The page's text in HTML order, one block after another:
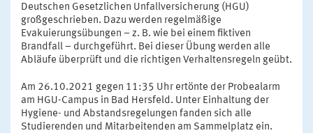
Deutschen Gesetzlichen Unfallversicherung (HGU)
großgeschrieben. Dazu werden regelmäßige
Evakuierungsübungen – z. B. wie bei einem fiktiven
Brandfall – durchgeführt. Bei dieser Übung werden alle
Abläufe überprüft und die richtigen Verhaltensregeln geübt.
Am 26.10.2021 gegen 11:35 Uhr ertönte der Probealarm
am HGU-Campus in Bad Hersfeld. Unter Einhaltung der
Hygiene- und Abstandsregelungen fanden sich alle
Studierenden und Mitarbeitenden am Sammelplatz ein.